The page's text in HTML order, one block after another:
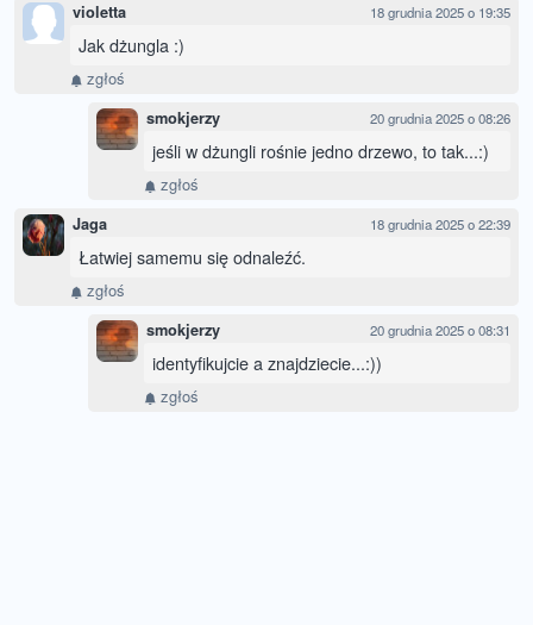
violetta 18 grudnia 2025 o 19:35
Jak dżungla :)
zgłoś
smokjerzy 20 grudnia 2025 o 08:26
jeśli w dżungli rośnie jedno drzewo, to tak...:)
zgłoś
Jaga 18 grudnia 2025 o 22:39
Łatwiej samemu się odnaleźć.
zgłoś
smokjerzy 20 grudnia 2025 o 08:31
identyfikujcie a znajdziecie...:))
zgłoś